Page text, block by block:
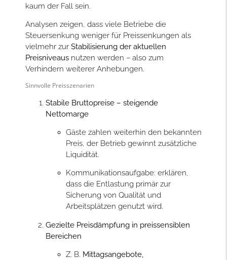
kaum der Fall sein.
Analysen zeigen, dass viele Betriebe die
Steuersenkung weniger für Preissenkungen als
vielmehr zur Stabilisierung der aktuellen
Preisniveaus nutzen werden – also zum
Verhindern weiterer Anhebungen.
Sinnvolle Preisszenarien
Stabile Bruttopreise – steigende
Nettomarge
Gäste zahlen weiterhin den bekannten
Preis, der Betrieb gewinnt zusätzliche
Liquidität.
Kommunikationsaufgabe: erklären,
dass die Entlastung primär zur
Sicherung von Qualität und
Arbeitsplätzen genutzt wird.
Gezielte Preisdämpfung in preissensiblen
Bereichen
Z. B. Mittagsangebote,